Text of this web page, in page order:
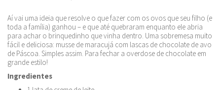
Aí vai uma ideia que resolve o que fazer com os ovos que seu filho (e
toda a família) ganhou – e que até quebraram enquanto ele abria
para achar o brinquedinho que vinha dentro. Uma sobremesa muito
fácil e deliciosa: musse de maracujá com lascas de chocolate de avo
de Páscoa. Simples assim. Para fechar a overdose de chocolate em
grande estilo!
Ingredientes